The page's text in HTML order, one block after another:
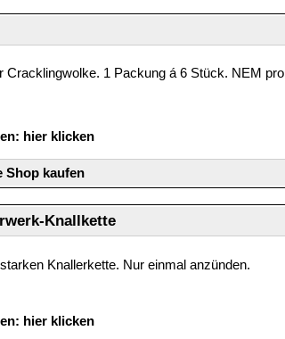
1 Packung á 6 Stück. NEM pro
hier klicken
Shop kaufen
Knallkette
Knallerkette. Nur einmal anzünden.
hier klicken